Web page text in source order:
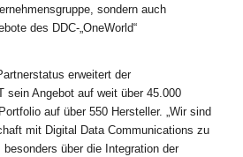
sondern auch
des DDC-„OneWorld“
erweitert der
sein Angebot auf weit über 45.000
auf über 550 Hersteller. „Wir sind
mit Digital Data Communications zu
über die Integration der